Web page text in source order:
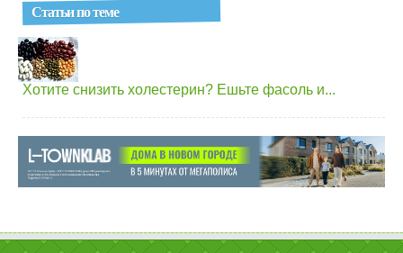
Статьи по теме
Хотите снизить холестерин? Ешьте фасоль и...